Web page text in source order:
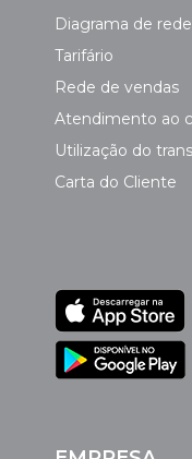
Diagrama de rede
Tarifário
Rede de vendas
Atendimento ao
Utilização do
Carta do Cliente